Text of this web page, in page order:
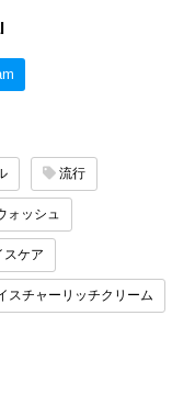
流行
ォッシュ
スケア
スチャーリッチクリーム